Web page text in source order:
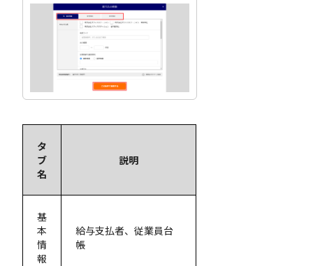
タ
ブ
名
説明
基
本
情
報
給与支払者、従業員台
帳